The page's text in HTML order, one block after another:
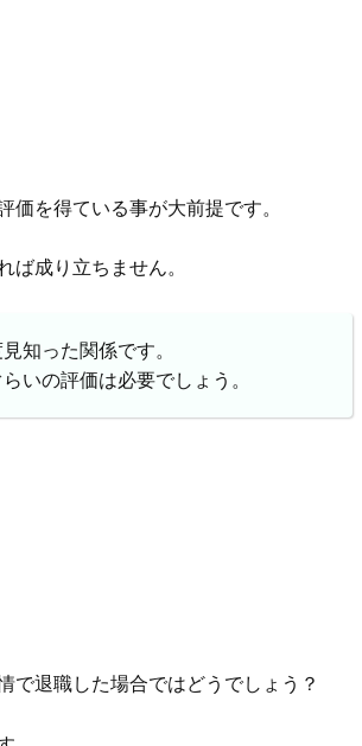
価を得ている事が大前提です。
ば成り立ちません。
知った関係です。
いの評価は必要でしょう。
で退職した場合ではどうでしょう？